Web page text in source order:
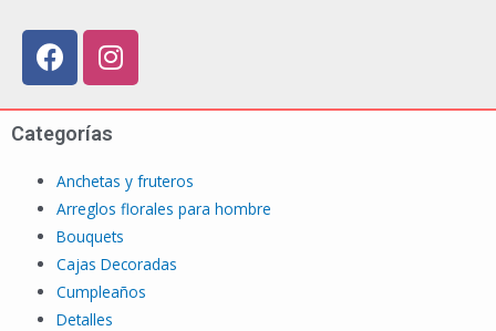
Categorías
Anchetas y fruteros
Arreglos florales para hombre
Bouquets
Cajas Decoradas
Cumpleaños
Detalles